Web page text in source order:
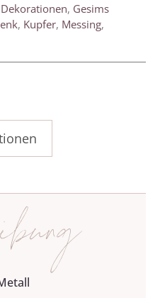
Dekorationen, Gesims
, Kupfer, Messing,